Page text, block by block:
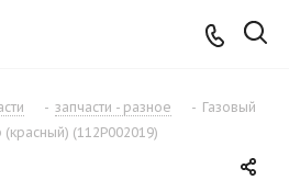
- запчасти - разное - Газовый
(112Р002019)